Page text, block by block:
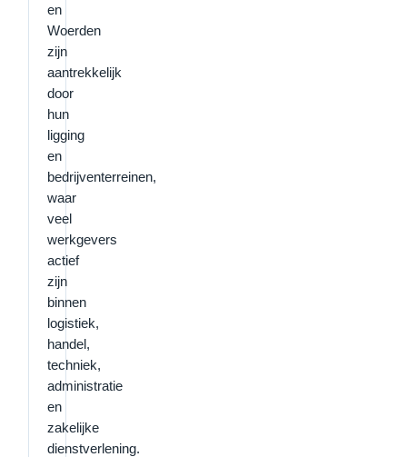
en
Woerden
zijn
aantrekkelijk
door
hun
ligging
en
bedrijventerreinen,
waar
veel
werkgevers
actief
zijn
binnen
logistiek,
handel,
techniek,
administratie
en
zakelijke
dienstverlening.